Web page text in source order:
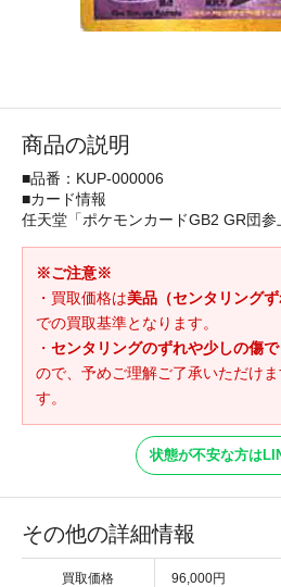
商品の説明
■品番：KUP-000006
■カード情報
任天堂「ポケモンカードGB2 GR団参
※ご注意※
・買取価格は美品（センタリング
での買取基準となります。
・ センタリングのずれや少しの傷
ので、予めご理解ご了承いただけ
す。
状態が不安な方は
その他の詳細情報
買取価格 96,000円